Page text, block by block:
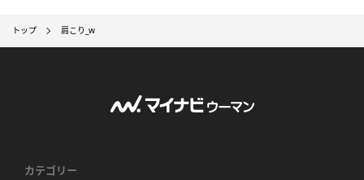
トップ 肩こり_w
カテゴリー